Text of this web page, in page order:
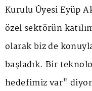
Kurulu Üyesi Eyüp
özel sektörün
olarak biz de
başladık. Bir
hedefimiz var"